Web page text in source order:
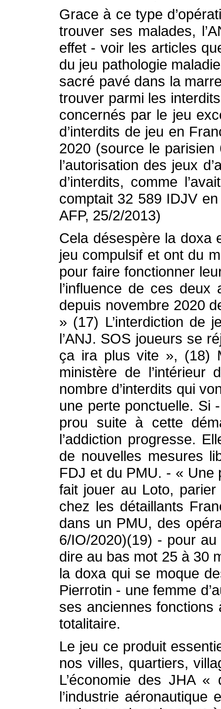
Grace à ce type
trouver ses malades,
effet - voir les articles
du jeu pathologie
sacré pavé dans la
trouver parmi les
concernés par le jeu
d’interdits de jeu en
2020 (source le
l’autorisation des jeux
d’interdits, comme
comptait 32 589 IDJV
AFP, 25/2/2013)
Cela désespère la doxa
jeu compulsif et ont du
pour faire fonctionner
l’influence de ces
depuis novembre 2020
» (17) L’interdiction de
l’ANJ. SOS joueurs se
ça ira plus vite », (18)
ministère de l’intérieur
nombre d’interdits qui
une perte ponctuelle. Si
prou suite à cette
l’addiction progresse.
de nouvelles mesures
FDJ et du PMU. - « Une
fait jouer au Loto,
chez les détaillants
dans un PMU, des
6/IO/2020)(19) - pour au
dire au bas mot 25 à 30
la doxa qui se moque
Pierrotin - une femme
ses anciennes fonctions
totalitaire.
Le jeu ce produit
nos villes, quartiers,
L’économie des JHA
l’industrie